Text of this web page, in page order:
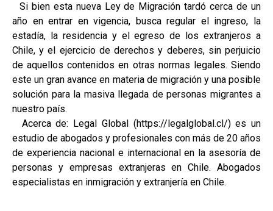
Si bien esta nueva Ley de Migración tardó cerca de un
año en entrar en vigencia, busca regular el ingreso, la
estadía, la residencia y el egreso de los extranjeros a
Chile, y el ejercicio de derechos y deberes, sin perjuicio
de aquellos contenidos en otras normas legales. Siendo
este un gran avance en materia de migración y una posible
solución para la masiva llegada de personas migrantes a
nuestro país.
Acerca de: Legal Global (https://legalglobal.cl/) es un
estudio de abogados y profesionales con más de 20 años
de experiencia nacional e internacional en la asesoría de
personas y empresas extranjeras en Chile. Abogados
especialistas en inmigración y extranjería en Chile.